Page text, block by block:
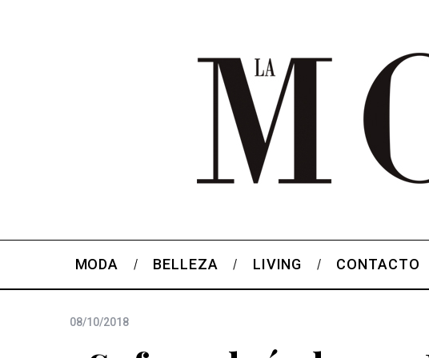
MODA BELLEZA LIVING CONTACTO
08/10/2018